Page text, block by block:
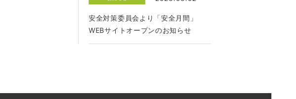
安全対策委員会より「安全月間」
WEBサイトオープンのお知らせ